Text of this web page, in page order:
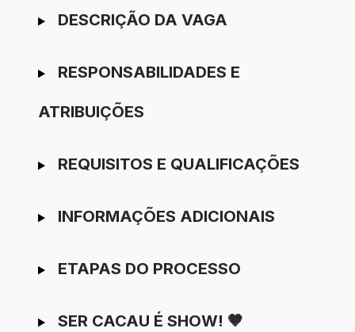
Ir para candidatura
DESCRIÇÃO DA VAGA
RESPONSABILIDADES E
ATRIBUIÇÕES
REQUISITOS E QUALIFICAÇÕES
INFORMAÇÕES ADICIONAIS
ETAPAS DO PROCESSO
SER CACAU É SHOW! 🤎